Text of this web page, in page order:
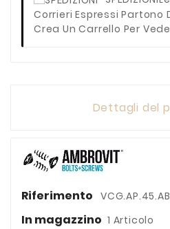
Corrieri Espressi Partono
Crea Un Carrello Per
Dettagli del
Riferimento
In magazzino 1 Articolo